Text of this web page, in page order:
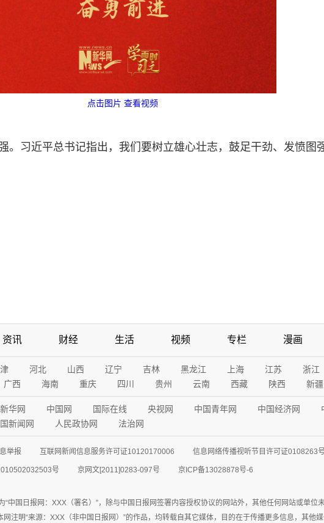
点击图片 查看视频
。习近平总书记指出，我们要树立雄心壮志，鼓足干劲、发愤图
资讯 财经 生活 视频 专栏 漫画
河北 山西 辽宁 吉林 黑龙江 上海 江苏 浙江
广西 海南 重庆 四川 贵州 云南 西藏 陕西 新疆
新华网 中国网 国际在线 央视网 中国青年网 中国经济网
新闻网 人民政协网 法治网
举报 互联网新闻信息服务许可证10120170006 信息网络传播视听节目许可证0108263号
号 京网文[2011]0283-097号 京ICP备13028878号-6
“中国日报网：XXX（署名）”，除与中国日报网签署内容授权协议的网站外，其他任何网站或单位
注明“来源：XXX（非中国日报网）”的作品，均转载自其它媒体，目的在于传播更多信息，其他